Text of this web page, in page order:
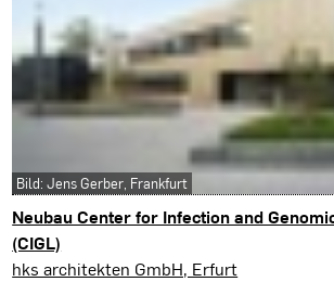
Neubau Center for Infection and
(CIGL)
Gießen
hks architekten GmbH, Erfurt
Bild: Jens Gerber, Frankfurt